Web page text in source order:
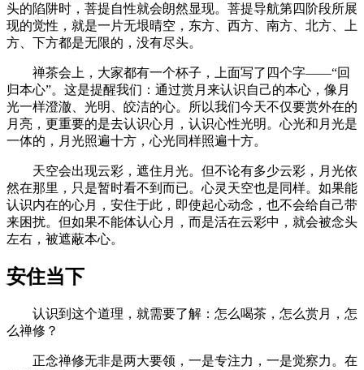
头的陷阱时，菩提自性就会朗然显现。菩提导航第四阶段所展
现的觉性，就是一片无垠晴空，东方、西方、南方、北方、上
方、下方都是无限的，没有尽头。
禅茶会上，大家都有一个杯子，上面写了四个字——“回
归本心”。这是提醒我们：通过赏月来认识自己的本心，像月
光一样澄澈、光明、皎洁的心。所以我们今天不仅要赏外在的
月亮，更重要的是去认识心月，认识心性光明。心光和月光是
一体的，月光照遍十方，心光同样照遍十方。
天空会出现云彩，遮住月光。但不论有多少云彩，月光依
然在那里，只是暂时看不到而已。心灵天空也是同样。如果能
认识内在的心月，安住于此，即使起心动念，也不会给自己带
来困扰。但如果不能体认心月，而是活在云彩中，就会被念头
左右，被遮蔽本心。
安住当下
认识到这个道理，就需要了解：怎么喝茶，怎么赏月，怎
么禅修？
正念禅修无非是两大要领，一是专注力，一是觉察力。在